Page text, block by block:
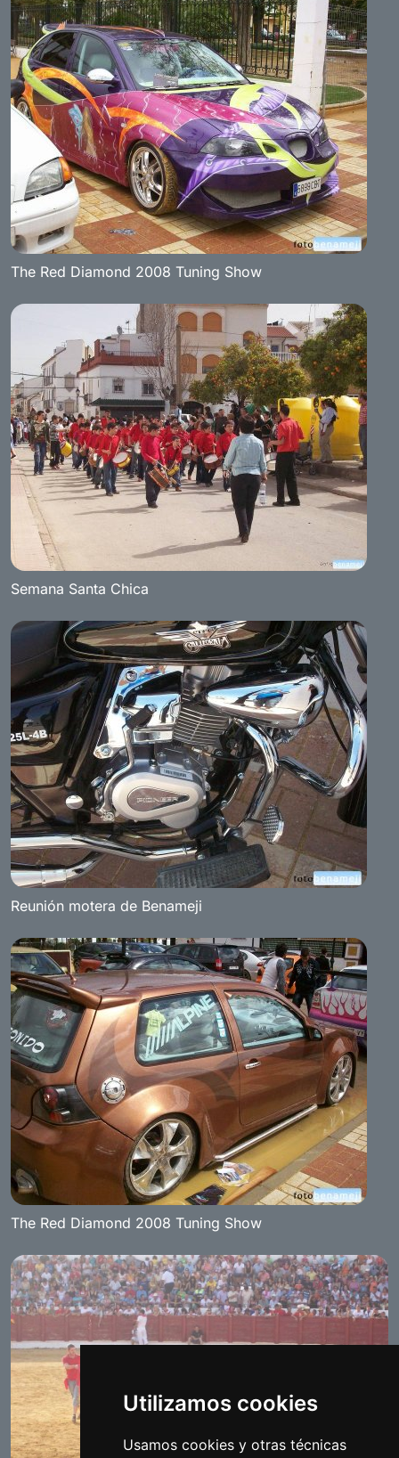
Utilizamos cookies
Usamos cookies y otras técnicas
The Red Diamond 2008 Tuning Show
Semana Santa Chica
Reunión motera de Benameji
The Red Diamond 2008 Tuning Show